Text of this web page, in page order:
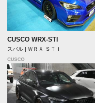
CUSCO WRX-STI
スバル | ＷＲＸ ＳＴＩ
CUSCO